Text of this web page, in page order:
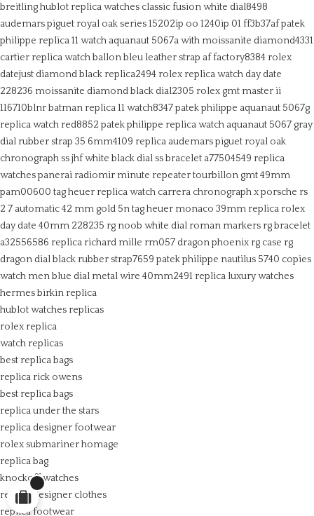
breitlinghublot replica watches classic fusion white dial8498
audemars piguet royal oak series 15202ip oo 1240ip 01 ff3b37afpatek
philippe replica 11 watch aquanaut 5067a with moissanite diamond4331
cartier replica watch ballon bleu leather strap af factory8384 rolex
datejust diamond black replica2494 rolex replica watch day date
228236 moissanite diamond black dial2305 rolex gmt master ii
116710blnr batman replica 11 watch8347patek philippe aquanaut 5067g
replica watch red8852 patek philippe replica watch aquanaut 5067 gray
dial rubber strap 35 6mm4109 replica audemars piguet royal oak
chronograph ss jhf white black dial ss bracelet a77504549 replica
watches panerai radiomir minute repeater tourbillon gmt 49mm
pam00600 tag heuer replica watch carrera chronograph x porsche rs
2 7 automatic 42 mm gold 5ntag heuer monaco 39mm replica rolex
day date 40mm 228235 rg noob white dial roman markers rg bracelet
a32556586 replica richard mille rm057 dragon phoenix rg case rg
dragon dial black rubber strap7659 patek philippe nautilus 5740 copies
watch men blue dial metal wire 40mm2491 replica luxury watches
hermes birkin replica
hublot watches replicas
rolex replica
watch replicas
best replica bags
replica rick owens
best replica bags
replica under the stars
replica designer footwear
rolex submariner homage
replica bag
knockoff watches
replica designer clothes
replica footwear